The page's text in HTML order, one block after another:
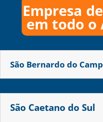
Empresa
em todo o
São Bernardo do
São Caetano do Sul